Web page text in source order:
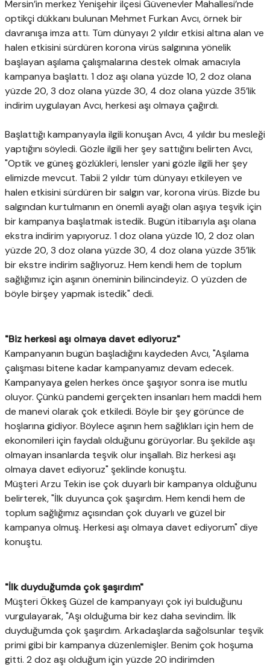
Mersin’in merkez Yenişehir ilçesi Güvenevler Mahallesi’nde
optikçi dükkanı bulunan Mehmet Furkan Avcı, örnek bir
davranışa imza attı. Tüm dünyayı 2 yıldır etkisi altına alan ve
halen etkisini sürdüren korona virüs salgınına yönelik
başlayan aşılama çalışmalarına destek olmak amacıyla
kampanya başlattı. 1 doz aşı olana yüzde 10, 2 doz olana
yüzde 20, 3 doz olana yüzde 30, 4 doz olana yüzde 35’lik
indirim uygulayan Avcı, herkesi aşı olmaya çağırdı.
Başlattığı kampanyayla ilgili konuşan Avcı, 4 yıldır bu mesleği
yaptığını söyledi. Gözle ilgili her şey sattığını belirten Avcı,
"Optik ve güneş gözlükleri, lensler yani gözle ilgili her şey
elimizde mevcut. Tabii 2 yıldır tüm dünyayı etkileyen ve
halen etkisini sürdüren bir salgın var, korona virüs. Bizde bu
salgından kurtulmanın en önemli ayağı olan aşıya teşvik için
bir kampanya başlatmak istedik. Bugün itibarıyla aşı olana
ekstra indirim yapıyoruz. 1 doz olana yüzde 10, 2 doz olan
yüzde 20, 3 doz olana yüzde 30, 4 doz olana yüzde 35’lik
bir ekstre indirim sağlıyoruz. Hem kendi hem de toplum
sağlığımız için aşının öneminin bilincindeyiz. O yüzden de
böyle birşey yapmak istedik" dedi.
"Biz herkesi aşı olmaya davet ediyoruz"
Kampanyanın bugün başladığını kaydeden Avcı, "Aşılama
çalışması bitene kadar kampanyamız devam edecek.
Kampanyaya gelen herkes önce şaşıyor sonra ise mutlu
oluyor. Çünkü pandemi gerçekten insanları hem maddi hem
de manevi olarak çok etkiledi. Böyle bir şey görünce de
hoşlarına gidiyor. Böylece aşının hem sağlıkları için hem de
ekonomileri için faydalı olduğunu görüyorlar. Bu şekilde aşı
olmayan insanlarda teşvik olur inşallah. Biz herkesi aşı
olmaya davet ediyoruz" şeklinde konuştu.
Müşteri Arzu Tekin ise çok duyarlı bir kampanya olduğunu
belirterek, "İlk duyunca çok şaşırdım. Hem kendi hem de
toplum sağlığımız açısından çok duyarlı ve güzel bir
kampanya olmuş. Herkesi aşı olmaya davet ediyorum" diye
konuştu.
"İlk duyduğumda çok şaşırdım"
Müşteri Ökkeş Güzel de kampanyayı çok iyi bulduğunu
vurgulayarak, "Aşı olduğuma bir kez daha sevindim. İlk
duyduğumda çok şaşırdım. Arkadaşlarda sağolsunlar teşvik
primi gibi bir kampanya düzenlemişler. Benim çok hoşuma
gitti. 2 doz aşı olduğum için yüzde 20 indirimden